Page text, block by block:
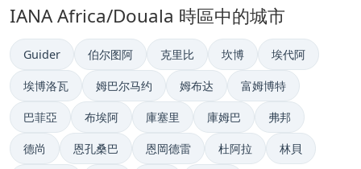
IANA Africa/Douala 時區中的城市
Guider 伯尔图阿 克里比 坎博 埃代阿
埃博洛瓦 姆巴尔马约 姆布达 富姆博特
巴菲亞 布埃阿 庫塞里 庫姆巴 弗邦
德尚 恩孔桑巴 恩岡德雷 杜阿拉 林貝